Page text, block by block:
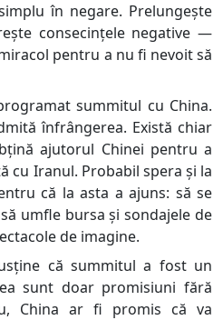
în negare. Prelungește
consecințele negative —
pentru a nu fi nevoit să
summitul cu China.
înfrângerea. Există chiar
ajutorul Chinei pentru a
cu Iranul. Probabil spera și la
că la asta a ajuns: să se
umfle bursa și sondajele de
de imagine.
că summitul a fost un
sunt doar promisiuni fără
China ar fi promis că va